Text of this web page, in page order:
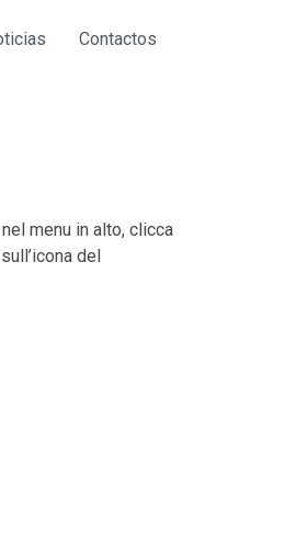
Contactos
menu in alto, clicca
del